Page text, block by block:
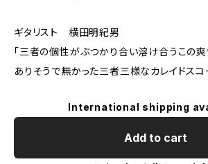
ギタリスト 横田明紀男
「三者の個性がぶつかり合い溶け合うこの爽
ありそうで無かった三者三様なカレイドスコ
International shipping
Add to cart